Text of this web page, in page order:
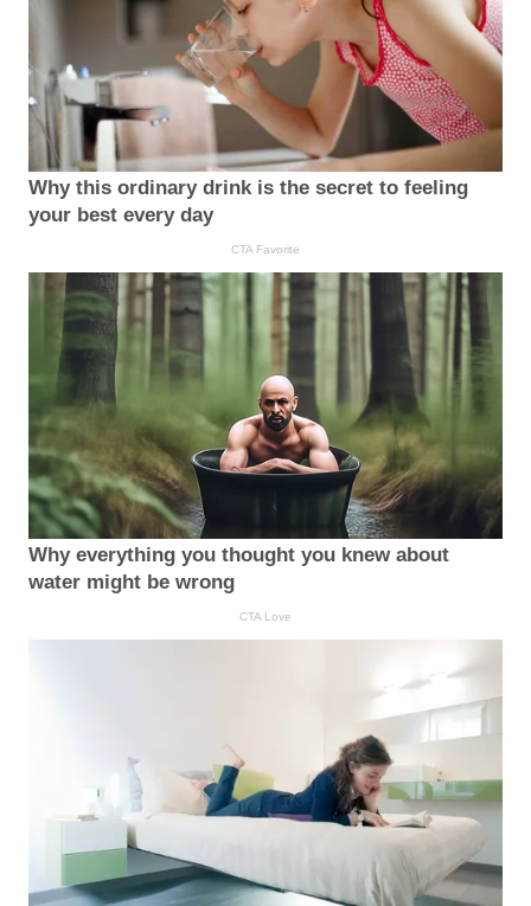
Why this ordinary drink is the secret to feeling
your best every day
CTA Favorite
Why everything you thought you knew about
water might be wrong
CTA Love